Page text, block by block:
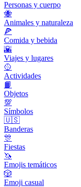
Personas y cuerpo
🐝
Animales y naturaleza
🍕
Comida y bebida
🌇
Viajes y lugares
🥎
Actividades
📙
Objetos
💯
Símbolos
🇺🇸
Banderas
🎊
Fiestas
🦄
Emojis temáticos
🎲
Emoji casual